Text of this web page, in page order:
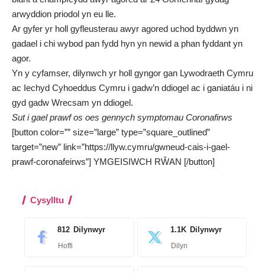
arwyddion priodol yn eu lle.
Ar gyfer yr holl gyfleusterau awyr agored uchod byddwn yn
gadael i chi wybod pan fydd hyn yn newid a phan fyddant yn
agor.
Yn y cyfamser, dilynwch yr holl gyngor gan Lywodraeth Cymru
ac Iechyd Cyhoeddus Cymru i gadw’n ddiogel ac i ganiatáu i ni
gyd gadw Wrecsam yn ddiogel.
Sut i gael prawf os oes gennych symptomau Coronafirws
[button color=”” size=”large” type=”square_outlined”
target=”new” link=”https://llyw.cymru/gwneud-cais-i-gael-
prawf-coronafeirws”] YMGEISIWCH RŴAN [/button]
Cysylltu
812 Dilynwyr
Hoffi
1.1K Dilynwyr
Dilyn